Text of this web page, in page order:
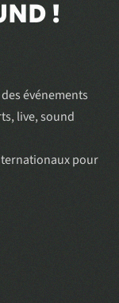
!
événements
live, sound
pour